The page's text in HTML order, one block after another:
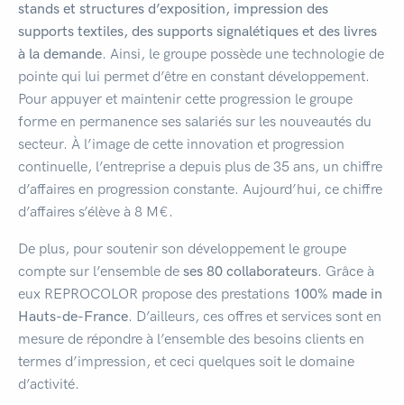
stands et structures d’exposition, impression des
supports textiles, des supports signalétiques et des livres
à la demande. Ainsi, le groupe possède une technologie de
pointe qui lui permet d’être en constant développement.
Pour appuyer et maintenir cette progression le groupe
forme en permanence ses salariés sur les nouveautés du
secteur. À l’image de cette innovation et progression
continuelle, l’entreprise a depuis plus de 35 ans, un chiffre
d’affaires en progression constante. Aujourd’hui, ce chiffre
d’affaires s’élève à 8 M€.
De plus, pour soutenir son développement le groupe
compte sur l’ensemble de ses 80 collaborateurs. Grâce à
eux REPROCOLOR propose des prestations 100% made in
Hauts-de-France. D’ailleurs, ces offres et services sont en
mesure de répondre à l’ensemble des besoins clients en
termes d’impression, et ceci quelques soit le domaine
d’activité.